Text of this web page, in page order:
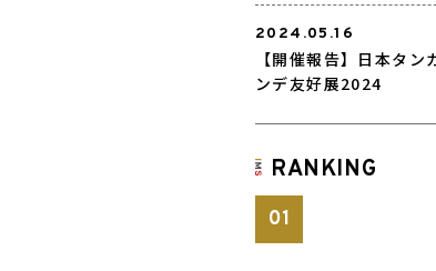
2024.05.16
【開催報告】日本タン
ンデ友好展2024
RANKING